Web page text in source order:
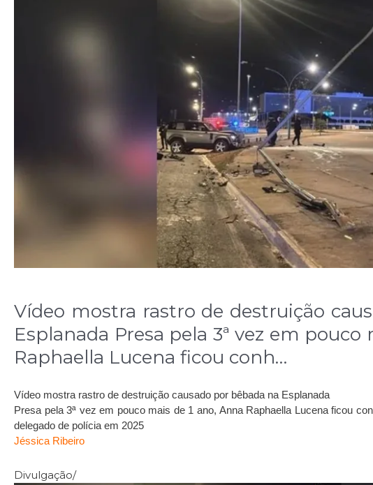
Vídeo mostra rastro de destruição
Esplanada Presa pela 3ª vez em pouco
Raphaella Lucena ficou conh…
Vídeo mostra rastro de destruição causado por bêbada na Esplanada
Presa pela 3ª vez em pouco mais de 1 ano, Anna Raphaella Lucena ficou
delegado de polícia em 2025
Jéssica Ribeiro
Divulgação/